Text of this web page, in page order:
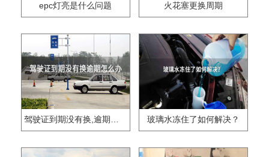
epc灯亮是什么问题 火花塞更换周期
驾驶证到期没有换,逾期怎么办?? 玻璃水冻住了如何解决？